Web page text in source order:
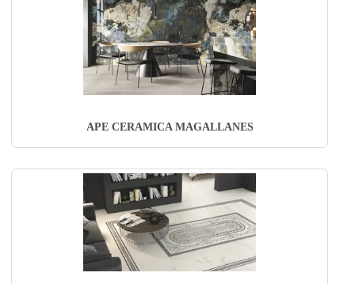
APE CERAMICA MAGALLANES